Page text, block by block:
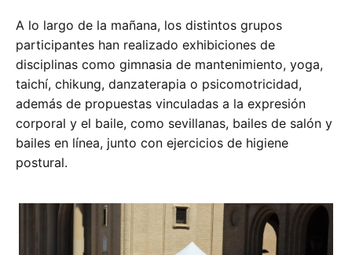
A lo largo de la mañana, los distintos grupos
participantes han realizado exhibiciones de
disciplinas como gimnasia de mantenimiento, yoga,
taichí, chikung, danzaterapia o psicomotricidad,
además de propuestas vinculadas a la expresión
corporal y el baile, como sevillanas, bailes de salón y
bailes en línea, junto con ejercicios de higiene
postural.